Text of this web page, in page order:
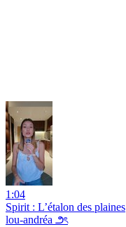
1:04
Spirit : L’étalon des plaines
lou-andréa ౨ৎ